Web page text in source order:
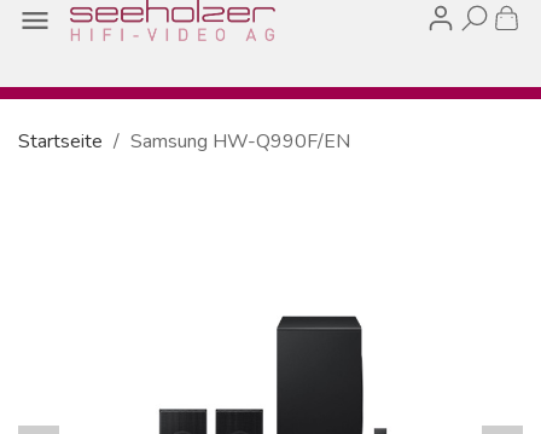

Startseite Samsung HW-Q990F/EN